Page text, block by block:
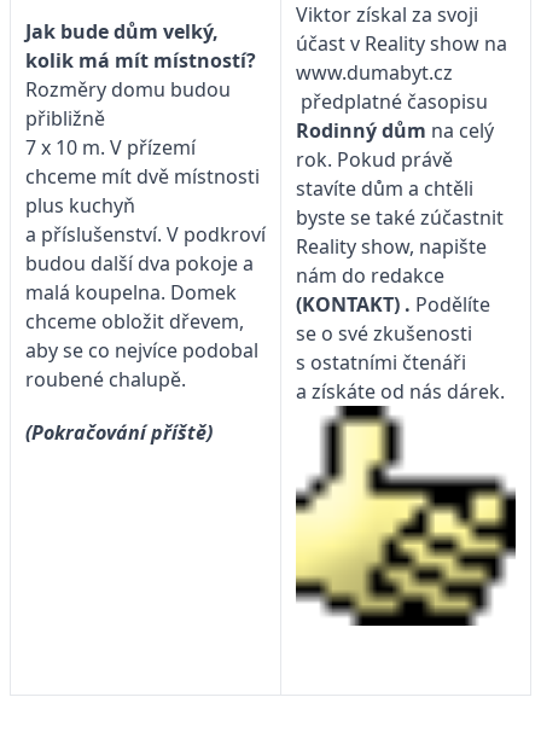
Jak bude dům velký,
kolik má mít místností?
Rozměry domu budou
přibližně
7 x 10 m. V přízemí
chceme mít dvě místnosti
plus kuchyň
a příslušenství. V podkroví
budou další dva pokoje a
malá koupelna. Domek
chceme obložit dřevem,
aby se co nejvíce podobal
roubené chalupě.
(Pokračování příště)
Viktor získal za svoji
účast v Reality show na
www.dumabyt.cz
předplatné časopisu
Rodinný dům na celý
rok. Pokud právě
stavíte dům a chtěli
byste se také zúčastnit
Reality show, napište
nám do redakce
(KONTAKT) . Podělíte
se o své zkušenosti
s ostatními čtenáři
a získáte od nás dárek.